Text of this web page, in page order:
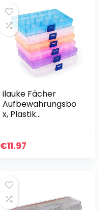
ilauke Fächer
Aufbewahrungsbo
x, Plastik
Sortierbox
€11.97